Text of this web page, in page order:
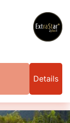
Details